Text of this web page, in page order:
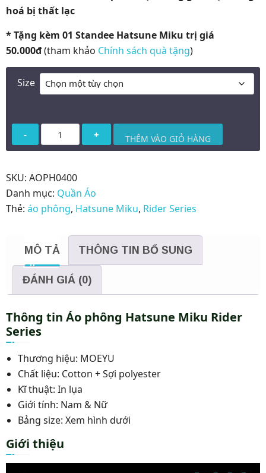
hoá bị thất lạc
* Tặng kèm 01 Standee Hatsune Miku trị giá
50.000đ(tham khảo Chính sách quà tặng)
Size
phông
Miku
Rider
Series
THÊM VÀO GIỎ HÀNG
SKU: AOPH0400
Danh mục: Quần Áo
Thẻ: áo phông, Hatsune Miku, Rider Series
MÔ TẢ THÔNG TIN BỔ SUNG
ĐÁNH GIÁ (0)
Thông tin Áo phông Hatsune Miku Rider
Series
Thương hiệu: MOEYU
Chất liệu: Cotton + Sợi polyester
Kĩ thuật: In lụa
Giới tính: Nam & Nữ
Bảng size: Xem hình dưới
Giới thiệu